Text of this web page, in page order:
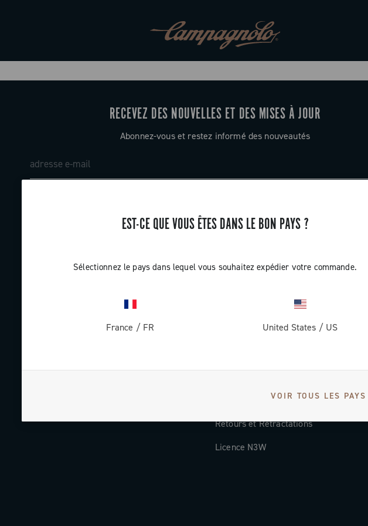
EST-CE QUE VOUS ÊTES DANS LE BON PAYS ?
Sélectionnez le pays dans lequel vous souhaitez expédier votre commande.
France / FR United States / US
VOIR TOUS LES PAYS
RECEVEZ DES NOUVELLES ET DES MISES À JOUR
Abonnez-vous et restez informé des nouveautés
Travailler avec nous
ASSISTANCE
Pays et délais de livraison
Retours et Rétractations
Licence N3W